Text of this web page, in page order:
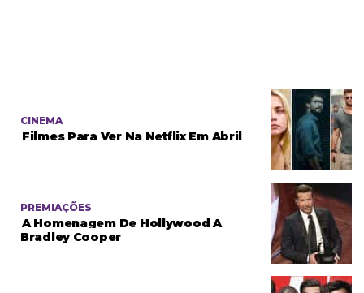
CINEMA
Filmes Para Ver Na Netflix Em Abril
PREMIAÇÕES
A Homenagem De Hollywood A
Bradley Cooper